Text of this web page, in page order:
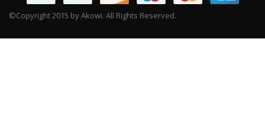
©Copyright 2015 by Akowi. All Rights Reserved.